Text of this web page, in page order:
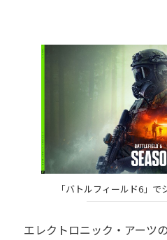
「バトルフィールド6」
エレクトロニック・アーツ